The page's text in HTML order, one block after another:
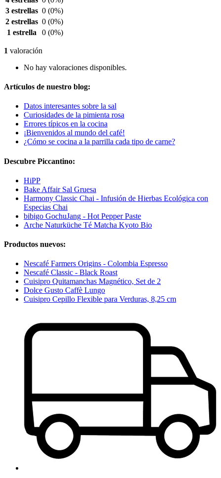
3 estrellas 0 (0%)
2 estrellas 0 (0%)
1 estrella
0 (0%)
1 valoración
No hay valoraciones disponibles.
Artículos de nuestro blog:
Datos interesantes sobre la sal
Curiosidades de la pimienta rosa
Errores típicos en la cocina
¡Bienvenidos al mundo del café!
¿Cómo se cocina a la parrilla cada tipo de carne?
Descubre Piccantino:
HiPP
Bake Affair Sal Gruesa
Harmony Classic Chai - Infusión de Hierbas Ecológica con
Especias Chai
bibigo GochuJang - Hot Pepper Paste
Arche Naturküche Té Matcha Kyoto Bio
Productos nuevos:
Nescafé Farmers Origins - Colombia Espresso
Nescafé Classic - Black Roast
Cuisipro Quitamanchas Magnético, Set de 2
Dolce Gusto Caffè Lungo
Cuisipro Cepillo Flexible para Verduras, 8,25 cm